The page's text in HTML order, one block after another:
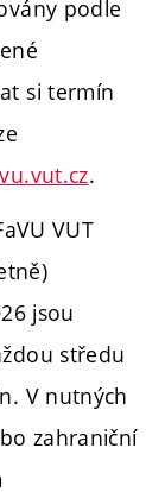
podle
si termín
.
VUT
jsou
středu
V nutných
zahraniční